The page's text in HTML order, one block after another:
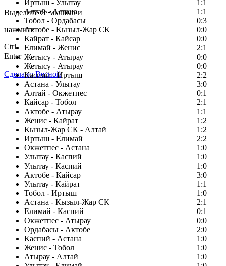
Иртыш - Улытау
1:1
Алтай - Астана
1:1
Тобол - Ордабасы
0:3
Актобе - Кызыл-Жар СК
0:0
Кайрат - Кайсар
0:0
Елимай - Женис
2:1
Жетысу - Атырау
0:0
Жетысу - Атырау
0:0
Каспий - Иртыш
2:2
Астана - Улытау
3:0
Алтай - Окжетпес
0:1
Кайсар - Тобол
2:1
Актобе - Атырау
1:1
Женис - Кайрат
1:2
Кызыл-Жар СК - Алтай
1:2
Иртыш - Елимай
2:2
Окжетпес - Астана
1:0
Улытау - Каспий
1:0
Улытау - Каспий
1:0
Актобе - Кайсар
3:0
Улытау - Кайрат
1:1
Тобол - Иртыш
1:0
Астана - Кызыл-Жар СК
2:1
Елимай - Каспий
0:1
Окжетпес - Атырау
0:0
Ордабасы - Актобе
2:0
Каспий - Астана
1:0
Женис - Тобол
1:0
Атырау - Алтай
1:0
Заметили ошибку в тексте?
Выделите ее мышью и
нажмите
Ctrl
Enter
Сделано Весной